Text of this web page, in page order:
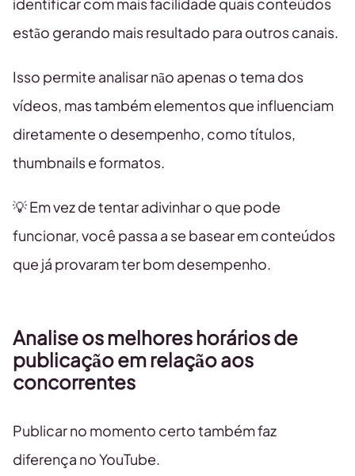
estão gerando mais resultado para outros canais.
Isso permite analisar não apenas o tema dos
vídeos, mas também elementos que influenciam
diretamente o desempenho, como títulos,
thumbnails e formatos.
💡 Em vez de tentar adivinhar o que pode
funcionar, você passa a se basear em conteúdos
que já provaram ter bom desempenho.
Analise os melhores horários de
publicação em relação aos
concorrentes
Publicar no momento certo também faz
diferença no YouTube.